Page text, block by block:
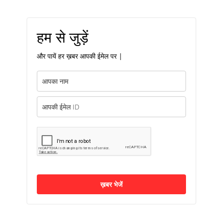
हम से जुड़ें
और पायें हर ख़बर आपकी ईमेल पर |
ख़बर भेजें